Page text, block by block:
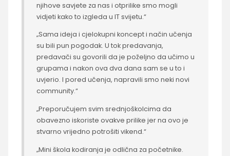
njihove savjete za nas i otprilike smo mogli
vidjeti kako to izgleda u IT svijetu.“
„Sama ideja i cjelokupni koncept i način učenja
su bili pun pogodak. U tok predavanja,
predavači su govorili da je poželjno da učimo u
grupama i nakon ova dva dana sam se u to i
uvjerio. I pored učenja, napravili smo neki novi
community.“
„Preporučujem svim srednjoškolcima da
obavezno iskoriste ovakve prilike jer na ovo je
stvarno vrijedno potrošiti vikend.“
„Mini škola kodiranja je odlična za početnike.